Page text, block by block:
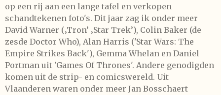
op een rij aan een lange tafel en verkopen
schandtekenen foto's. Dit jaar zag ik onder meer
David Warner (‚Tron’ ‚Star Trek’), Colin Baker (de
zesde Doctor Who), Alan Harris ('Star Wars: The
Empire Strikes Back'), Gemma Whelan en Daniel
Portman uit 'Games Of Thrones'. Andere genodigden
komen uit de strip- en comicswereld. Uit
Vlaanderen waren onder meer Jan Bosschaert